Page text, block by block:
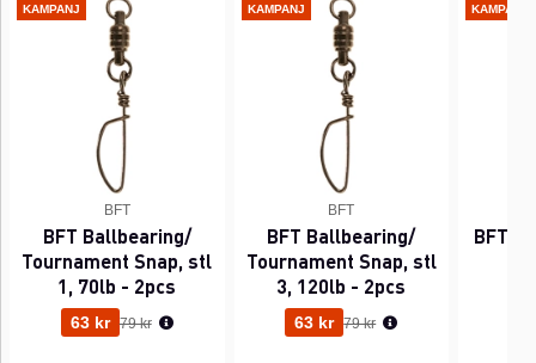
KAMPANJ
BFT
BFT Ballbearing/
Tournament Snap, stl
1, 70lb - 2pcs
63 kr Ordinarie pris:
79 kr
KAMPANJ
BFT
BFT Ballbearing/
Tournament Snap, stl
3, 120lb - 2pcs
63 kr Ordinarie pris:
79 kr
KAMPANJ
BFT